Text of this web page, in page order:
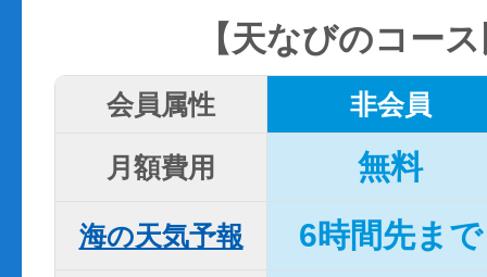
【天なびのコー
会員属性 非会員
月額費用 無料
海の天気予報 6時間先まで